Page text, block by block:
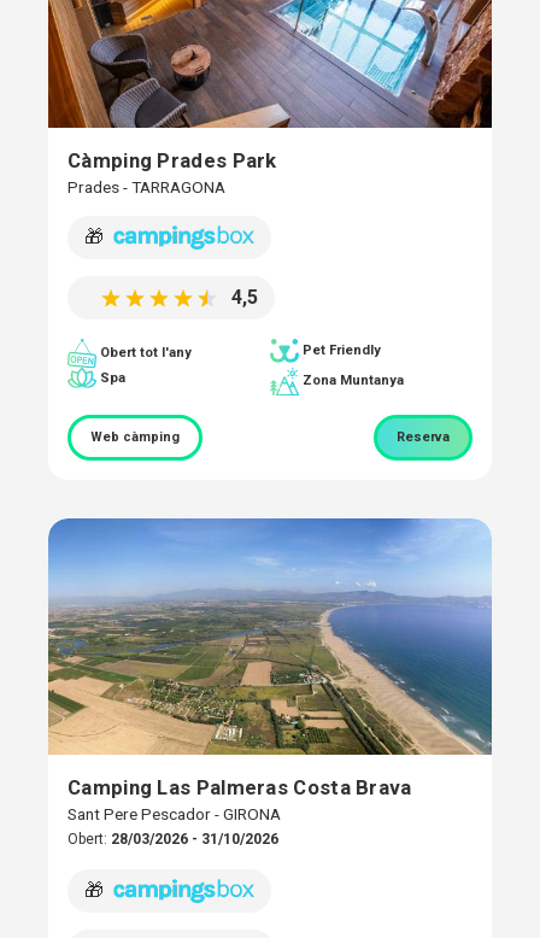
Càmping Prades Park
Prades - TARRAGONA
🎁
4,5
Obert tot l'any
Pet Friendly
Spa
Zona Muntanya
Web càmping Reserva
Camping Las Palmeras Costa Brava
Sant Pere Pescador - GIRONA
Obert: 28/03/2026 - 31/10/2026
🎁